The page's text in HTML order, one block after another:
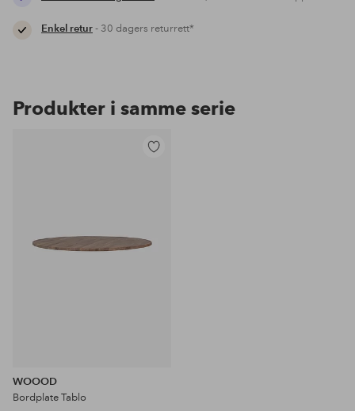
Enkel retur- 30 dagers returrett*
Produkter i samme serie
WOOOD
Bordplate Tablo